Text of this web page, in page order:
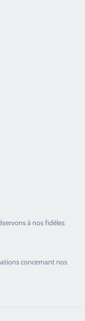
à nos fidèles
concernant nos